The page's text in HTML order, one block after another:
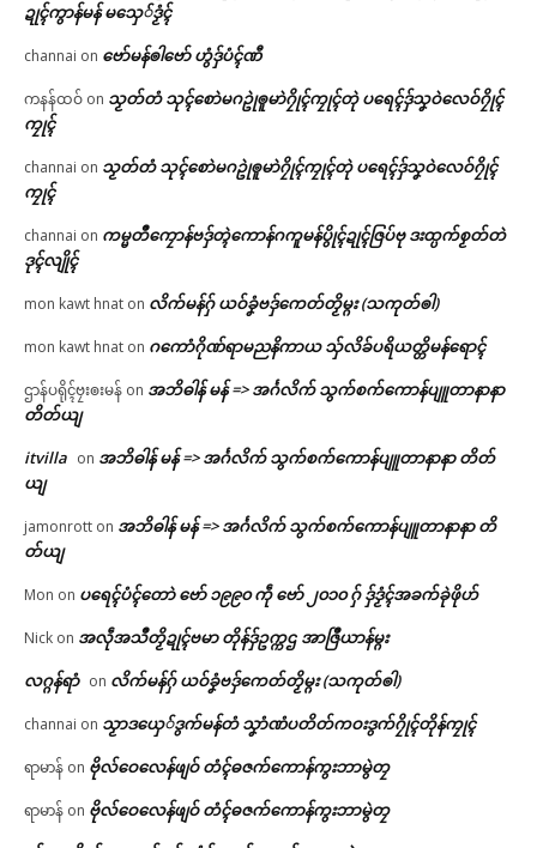
ဍုၚ်ကွာန်မန် မသှေ်ဒၟံၚ်
channai on ဗော်မန်ၜါဗော် ဟွံဒှ်ပံၚ်ဏီ
ကနန်ထဝ် on သၟတ်တံ သုၚ်စောဲမဂဥုဲၜူမာဲဂၠိုၚ်ကၠုၚ်တုဲ ပရေၚ်ဒှ်သၞဝဲလေဝ်ဂၠိုၚ်
ကၠုၚ်
channai on သၟတ်တံ သုၚ်စောဲမဂဥုဲၜူမာဲဂၠိုၚ်ကၠုၚ်တုဲ ပရေၚ်ဒှ်သၞဝဲလေဝ်ဂၠိုၚ်
ကၠုၚ်
channai on ကမ္မတဳကၠောန်ဗဒှ်တ္ၚဲကောန်ဂကူမန်ပွိုၚ်ဍုၚ်ဇြပ်ဗု ဒးထ္ပက်စၟတ်တဲ
ဒုၚ်လျိုၚ်
mon kawt hnat on လိက်မန်ဂှ် ယဝ်ခၞံဗဒှ်ကေတ်တၟိမ္ဂး (သကုတ်ၜါ)
mon kawt hnat on ဂကောံဂိုဏ်ရာမညနိကာယ သှ်လိခ်ပရိယတ္တိမန်ရောၚ်
ဌာန်ပရိုၚ်ဗၠးၜးမန် on အဘိဓါန် မန် => အၚ်္ဂလိက် သွက်စက်ကောန်ပျူတာနာနာ
တိတ်ယျ
itvilla on အဘိဓါန် မန် => အၚ်္ဂလိက် သွက်စက်ကောန်ပျူတာနာနာ တိတ်
ယျ
jamonrott on အဘိဓါန် မန် => အၚ်္ဂလိက် သွက်စက်ကောန်ပျူတာနာနာ တိ
တ်ယျ
Mon on ပရေၚ်ပံၚ်တောဲ ဗော် ၁၉၉၀ ကဵု ဗော် ၂၀၁၀ ဂှ် ဒှ်ဒၟံၚ်အခက်ခုဲဖိုဟ်
Nick on အလဵုအသဳတၟိဍုၚ်ဗမာ တိုန်ဒှ်ဥက္ကဌ အာဇြဳယာန်မ္ဂး
လဂ္ဂန်ရာံ on လိက်မန်ဂှ် ယဝ်ခၞံဗဒှ်ကေတ်တၟိမ္ဂး (သကုတ်ၜါ)
channai on သၟာဒယှေ်ဒွက်မန်တံ သၞာံဏံပတိတ်ကဝးဒွက်ဂၠိုၚ်တိုန်ကၠုၚ်
ရာမာန် on ဗိုလ်ဝေလေန်ဖျဝ် တံၚ်ဓဇက်ကောန်ကွးဘာမွဲတၠ
ရာမာန် on ဗိုလ်ဝေလေန်ဖျဝ် တံၚ်ဓဇက်ကောန်ကွးဘာမွဲတၠ